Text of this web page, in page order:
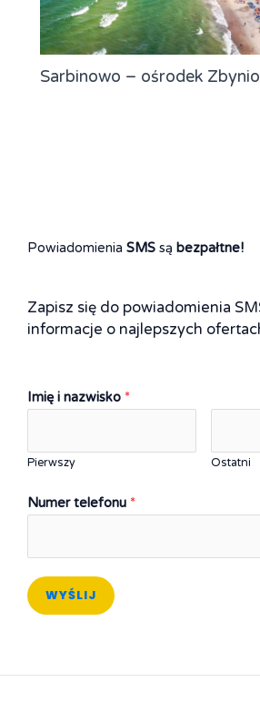
Sarbinowo – ośrodek Zbynio
Powiadomienia SMS są bezpałtne!
Zapisz się do powiadomienia
informacje o najlepszych
Imię i nazwisko *
Pierwszy Ostatni
Numer telefonu *
WYŚLIJ